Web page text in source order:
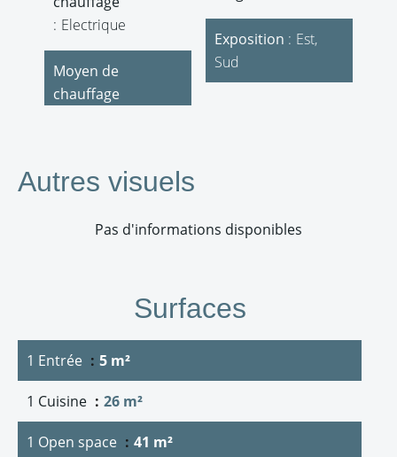
Electrique
Moyen de
chauffage
Exposition
Est,
Sud
Autres visuels
Pas d'informations disponibles
Surfaces
1 Entrée 5 m²
1 Cuisine 26 m²
1 Open space 41 m²